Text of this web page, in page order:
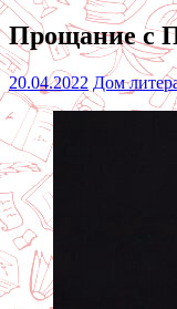
Прощание с
20.04.2022 Дом